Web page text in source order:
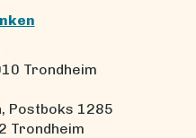
Trondheim
Postboks 1285
Trondheim